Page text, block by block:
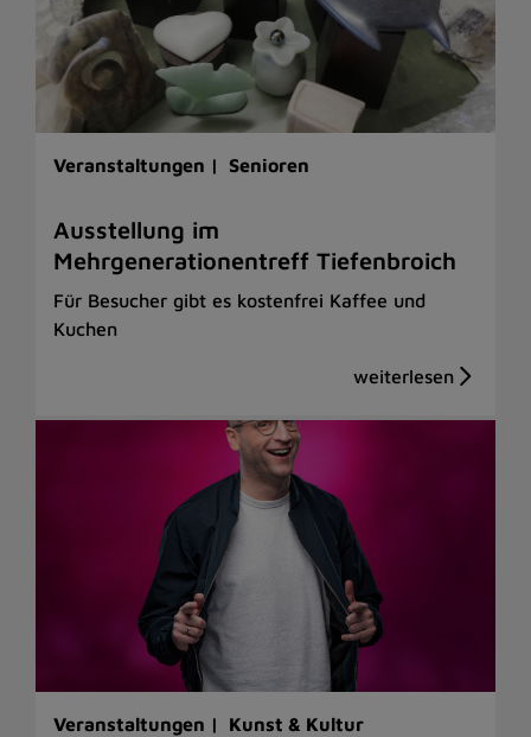
Veranstaltungen | Senioren
Ausstellung im
Mehrgenerationentreff Tiefenbroich
Für Besucher gibt es kostenfrei Kaffee und
Kuchen
Veranstaltungen | Kunst & Kultur